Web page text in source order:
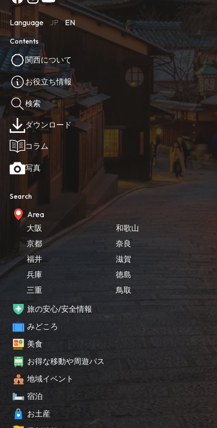
Language JP EN
Contents
関西について
お役立ち情報
検索
ダウンロード
コラム
写真
Search
Area
大阪
京都
福井
兵庫
三重
和歌山
奈良
滋賀
徳島
鳥取
旅の安心/安全情報
みどころ
美食
お得な移動や周遊パス
地域イベント
宿泊
お土産